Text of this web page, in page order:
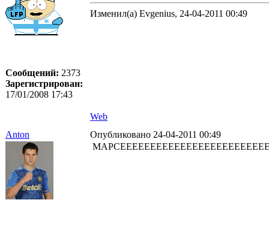
Сообщений: 2373
Зарегистрирован:
17/01/2008 17:43
Изменил(а) Evgenius, 24-04-2011 00:49
Web
Anton
Опубликовано 24-04-2011 00:49